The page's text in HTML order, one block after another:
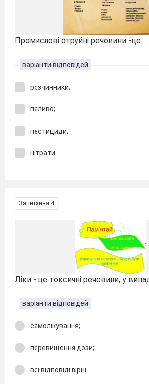
Промислові отруйні речовини -це:
варіанти відповідей
розчинники;
паливо;
пестициди;
нітрати.
Запитання 4
Ліки - це токсичні речовини, у
варіанти відповідей
самолікування;
перевищення дози;
всі відповіді вірні...